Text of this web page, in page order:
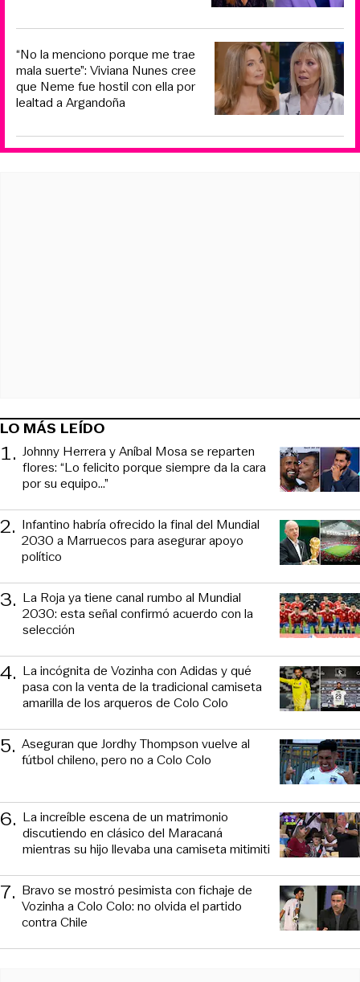
“No la menciono porque me trae
mala suerte”: Viviana Nunes cree
que Neme fue hostil con ella por
lealtad a Argandoña
LO MÁS LEÍDO
1. Johnny Herrera y Aníbal Mosa se reparten
flores: “Lo felicito porque siempre da la cara
por su equipo…”
2. Infantino habría ofrecido la final del Mundial
2030 a Marruecos para asegurar apoyo
político
3. La Roja ya tiene canal rumbo al Mundial
2030: esta señal confirmó acuerdo con la
selección
4. La incógnita de Vozinha con Adidas y qué
pasa con la venta de la tradicional camiseta
amarilla de los arqueros de Colo Colo
5. Aseguran que Jordhy Thompson vuelve al
fútbol chileno, pero no a Colo Colo
6. La increíble escena de un matrimonio
discutiendo en clásico del Maracaná
mientras su hijo llevaba una camiseta mitimiti
7. Bravo se mostró pesimista con fichaje de
Vozinha a Colo Colo: no olvida el partido
contra Chile